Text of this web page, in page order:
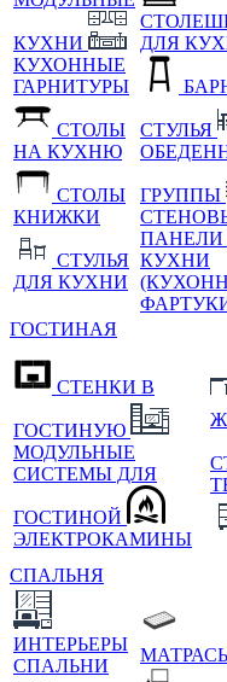
КУХНИ
КУХОННЫЕ
ГАРНИТУРЫ
СТОЛЫ
НА КУХНЮ
СТОЛЫ
КНИЖКИ
СТУЛЬЯ
ДЛЯ КУХНИ
ДЛЯ
СТУЛЬЯ
ГРУППЫ
ПАНЕЛИ
КУХНИ
ГОСТИНАЯ
СТЕНКИ В
ГОСТИНУЮ
МОДУЛЬНЫЕ
СИСТЕМЫ ДЛЯ
ГОСТИНОЙ
ЭЛЕКТРОКАМИНЫ
СПАЛЬНЯ
ИНТЕРЬЕРЫ
СПАЛЬНИ